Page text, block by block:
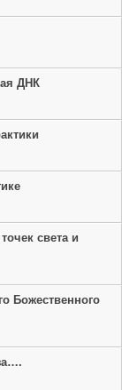
ДНК
света и
Божественного